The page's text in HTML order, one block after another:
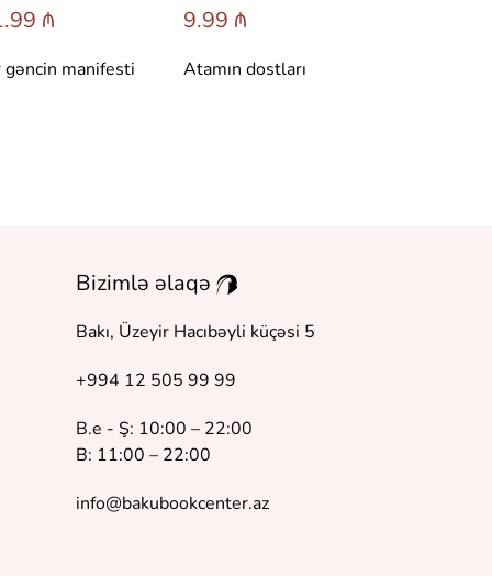
₼
gəncin manifesti
9.99 ₼
Atamın dostları
Bizimlə əlaqə
Bakı, Üzeyir Hacıbəyli küçəsi 5
+994 12 505 99 99
B.e - Ş: 10:00 – 22:00
B: 11:00 – 22:00
info@bakubookcenter.az